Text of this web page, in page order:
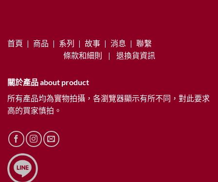
首頁 | 商品 | 系列 | 故事 | 消息 | 聯繫
條款和細則
| 退換貨資訊
關於產品 about product
所有產品均為實物拍攝，各瀏覽器顯示有所不同，對此要求
高的買家慎拍。